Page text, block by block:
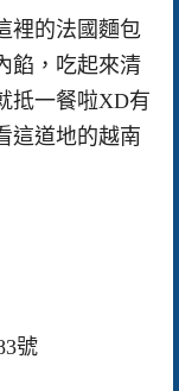
裡的法國麵包
餡，吃起來清
抵一餐啦XD有
這道地的越南
號